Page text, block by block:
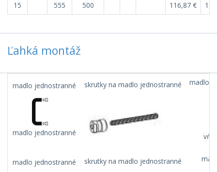
15
555 500 116,87 €
Ľahká montáž
madlo jednostranné
madlo jednostranné
skrutky na madlo jednostranné madlo
madlo jednostranné skrutky na madlo jednostranné